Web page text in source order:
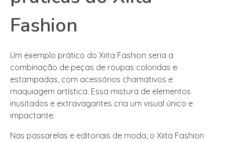
Fashion
Um exemplo prático do Xiita Fashion seria a
combinação de peças de roupas coloridas e
estampadas, com acessórios chamativos e
maquiagem artística. Essa mistura de elementos
inusitados e extravagantes cria um visual único e
impactante.
Nas passarelas e editoriais de moda, o Xiita Fashion